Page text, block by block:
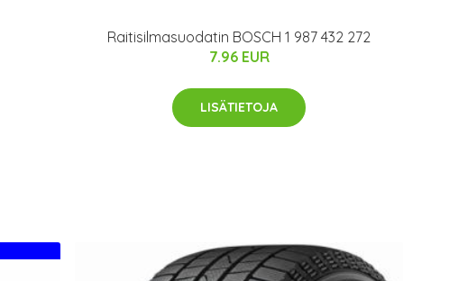
Raitisilmasuodatin BOSCH 1 987 432 272
7.96 EUR
LISÄTIETOJA